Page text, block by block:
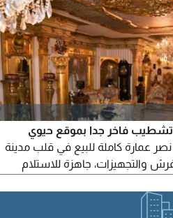
تشطيب فاخر جدا بموقع حيوي
عمارة كاملة للبيع في قلب مدينة
والتجهيزات، جاهزة للاستلام
في العمارة تكييف حمام سباحة